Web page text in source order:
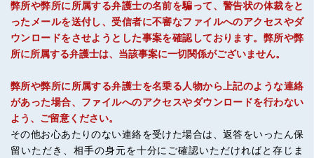
弊所や弊所に所属する弁護士の名前を騙って、警告状の体裁をと
ったメールを送付し、受信者に不審なファイルへのアクセスやダ
ウンロードをさせようとした事案を確認しております。弊所や弊
所に所属する弁護士は、当該事案に一切関係がございません。
弊所や弊所に所属する弁護士を名乗る人物から上記のような連絡
があった場合、ファイルへのアクセスやダウンロードを行わない
よう、ご留意ください。
その他お心あたりのない連絡を受けた場合は、返答をいったん保
留いただき、相手の身元を十分にご確認いただければと存じま